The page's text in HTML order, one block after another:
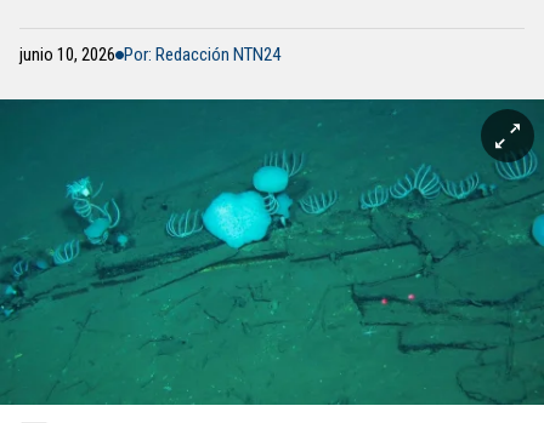
junio 10, 2026 Por: Redacción NTN24